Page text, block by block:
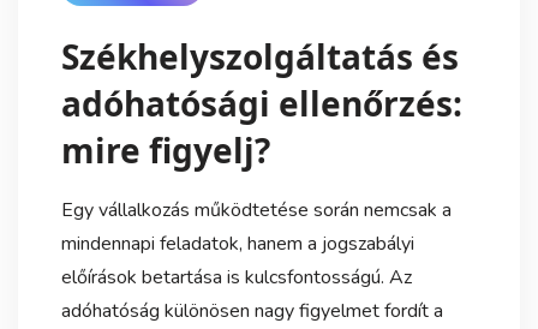
Székhelyszolgáltatás és
adóhatósági ellenőrzés:
mire figyelj?
Egy vállalkozás működtetése során nemcsak a
mindennapi feladatok, hanem a jogszabályi
előírások betartása is kulcsfontosságú. Az
adóhatóság különösen nagy figyelmet fordít a